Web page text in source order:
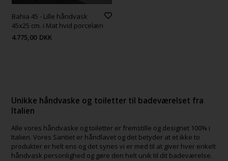
Bahia 45 - Lille håndvask
45x25 cm. i Mat hvid porcelæn
4.775,00 DKK
Unikke håndvaske og toiletter til badeværelset fra
Italien
Alle vores håndvaske og toiletter er fremstille og designet 100% i
Italien. Vores Santiet er håndlavet og det betyder at et ikke to
produkter er helt ens og det synes vi er med til at giver hver enkelt
håndvask personlighed og gøre den helt unik til dit badeværelse.